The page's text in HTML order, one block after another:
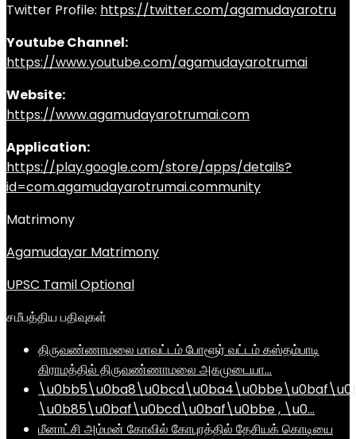
Twitter Profile: https://twitter.com/agamudayarotru
Youtube Channel:
https://www.youtube.com/agamudayarotrumai
Website:
https://www.agamudayarotrumai.com
Application:
https://play.google.com/store/apps/details?
id=com.agamudayarotrumai.community
Matrimony
Agamudayar Matrimony
UPSC Tamil Optional
சமீபத்திய பதிவுகள்
திருவண்ணாமலை மாவட்டம் போளூர் வட்டம் கஸ்தம்பாடி
கிராமத்தில் திருவண்ணாமலை அகமுடையா…
\u0b85\u0baf\u0bcd\u0baf\u0bbe , \u0…
மீனாட்சி அம்மன் கோவில் கோபுரத்தில் தேசியக் கொடியை